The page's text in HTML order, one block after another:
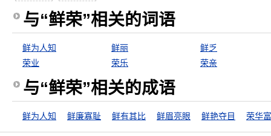
与“鲜荣”相关的词语
鲜为人知 鲜丽
鲜乏
荣业
荣乐 荣亲
与“鲜荣”相关的成语
鲜为人知 鲜廉寡耻 鲜有其比 鲜眉亮眼 鲜艳夺目 荣华